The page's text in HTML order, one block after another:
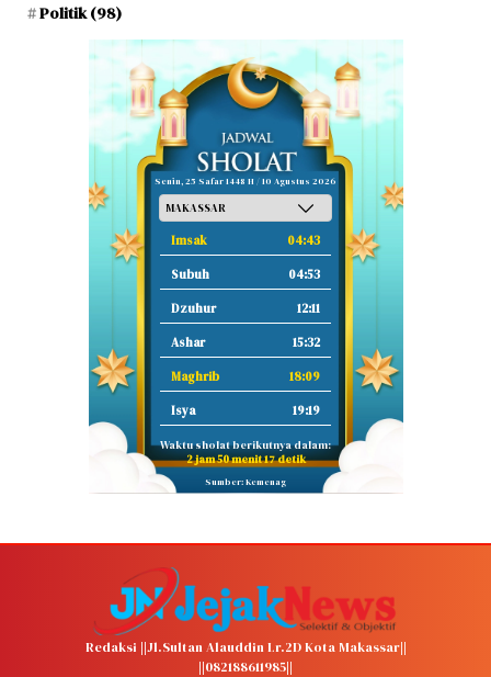
Politik(98)
Senin, 25 Safar 1448 H / 10 Agustus 2026
Imsak 04:43
Subuh 04:53
Dzuhur 12:11
Ashar 15:32
Maghrib 18:09
Isya 19:19
Waktu sholat berikutnya dalam:
2 jam 50 menit 16 detik
Sumber: Kemenag
Redaksi ||Jl.Sultan Alauddin Lr.2D Kota Makassar||
||082188611985||